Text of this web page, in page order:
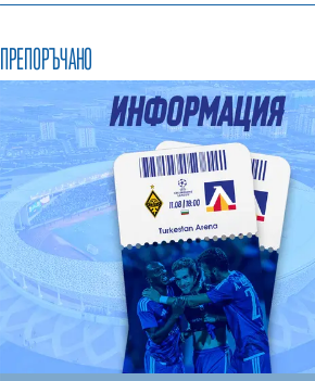
ПРЕПОРЪЧАНО